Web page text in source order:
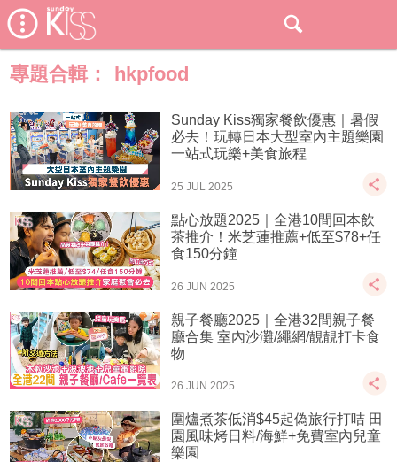
專題合輯： hkpfood
Sunday Kiss獨家餐飲優惠｜暑假
必去！玩轉日本大型室內主題樂園
一站式玩樂+美食旅程
25 JUL 2025
點心放題2025｜全港10間回本飲
茶推介！米芝蓮推薦+低至$78+任
食150分鐘
26 JUN 2025
親子餐廳2025｜全港32間親子餐
廳合集 室內沙灘/繩網/靚靚打卡食
物
26 JUN 2025
圍爐煮茶低消$45起偽旅行打咭 田
園風味烤日料/海鮮+免費室內兒童
樂園